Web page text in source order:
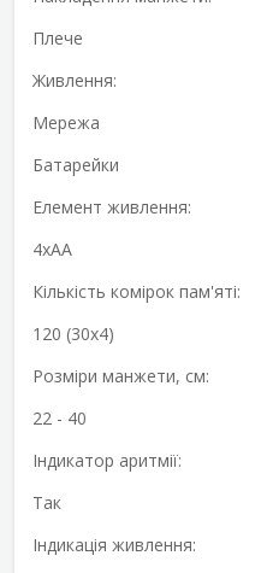
Плече
Живлення:
Мережа
Батарейки
Елемент живлення:
4хАА
Кількість комірок пам'яті:
120 (30х4)
Розміри манжети, см:
22 - 40
Індикатор аритмії:
Так
Індикація живлення: